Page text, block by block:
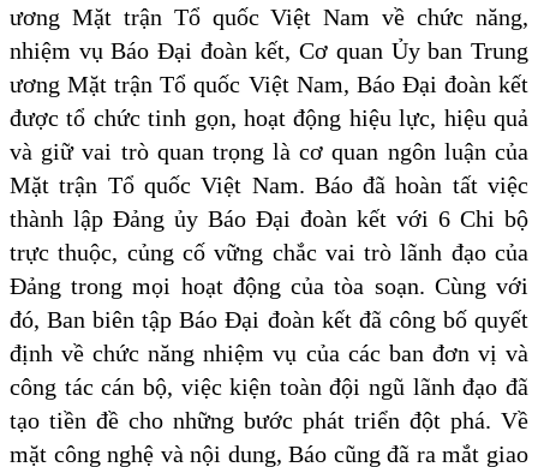
ương Mặt trận Tổ quốc Việt Nam về chức năng,
nhiệm vụ Báo Đại đoàn kết, Cơ quan Ủy ban Trung
ương Mặt trận Tổ quốc Việt Nam, Báo Đại đoàn kết
được tổ chức tinh gọn, hoạt động hiệu lực, hiệu quả
và giữ vai trò quan trọng là cơ quan ngôn luận của
Mặt trận Tổ quốc Việt Nam. Báo đã hoàn tất việc
thành lập Đảng ủy Báo Đại đoàn kết với 6 Chi bộ
trực thuộc, củng cố vững chắc vai trò lãnh đạo của
Đảng trong mọi hoạt động của tòa soạn. Cùng với
đó, Ban biên tập Báo Đại đoàn kết đã công bố quyết
định về chức năng nhiệm vụ của các ban đơn vị và
công tác cán bộ, việc kiện toàn đội ngũ lãnh đạo đã
tạo tiền đề cho những bước phát triển đột phá. Về
mặt công nghệ và nội dung, Báo cũng đã ra mắt giao